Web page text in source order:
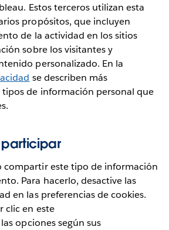
Estos terceros utilizan esta
propósitos, que incluyen
de la actividad en los sitios
sobre los visitantes y
personalizado. En la
se describen más
de información personal que
compartir este tipo de información
Para hacerlo, desactive las
en las preferencias de cookies.
clic en este
opciones según sus